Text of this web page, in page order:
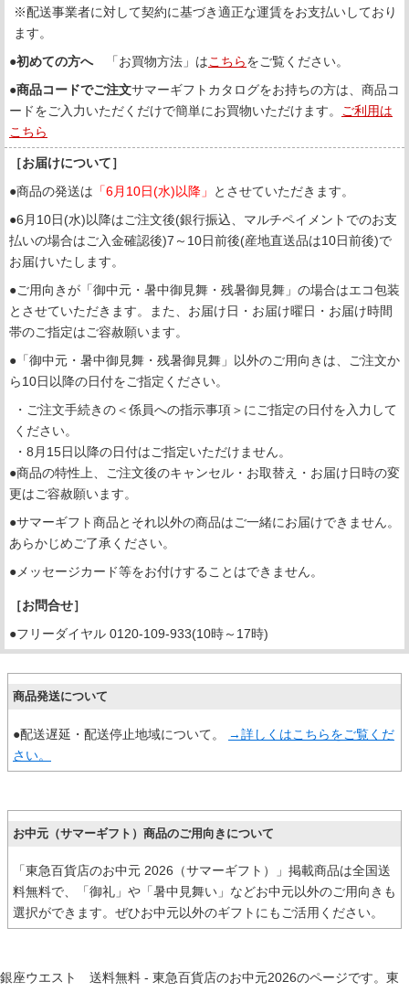
※配送事業者に対して契約に基づき適正な運賃をお支払いしており
ます。
●初めての方へ「お買物方法」はこちらをご覧ください。
●商品コードでご注文サマーギフトカタログをお持ちの方は、商品コ
ードをご入力いただくだけで簡単にお買物いただけます。 ご利用は
こちら
［お届けについて］
●商品の発送は 「6月10日(水)以降」
とさせていただきます。
●6月10日(水)以降はご注文後(銀行振込、マルチペイメントでのお支
払いの場合はご入金確認後)7～10日前後(産地直送品は10日前後)で
お届けいたします。
●ご用向きが「御中元・暑中御見舞・残暑御見舞」の場合はエコ包装
とさせていただきます。また、お届け日・お届け曜日・お届け時間
帯のご指定はご容赦願います。
●「御中元・暑中御見舞・残暑御見舞」以外のご用向きは、ご注文か
ら10日以降の日付をご指定ください。
・ご注文手続きの＜係員への指示事項＞にご指定の日付を入力して
ください。
・8月15日以降の日付はご指定いただけません。
●商品の特性上、ご注文後のキャンセル・お取替え・お届け日時の変
更はご容赦願います。
●サマーギフト商品とそれ以外の商品はご一緒にお届けできません。
あらかじめご了承ください。
●メッセージカード等をお付けすることはできません。
［お問合せ］
●フリーダイヤル 0120-109-933(10時～17時)
商品発送について
●配送遅延・配送停止地域について。
→詳しくはこちらをご覧くだ
さい。
お中元（サマーギフト）商品のご用向きについて
「東急百貨店のお中元 2026（サマーギフト）」掲載商品は全国送
料無料で、「御礼」や「暑中見舞い」などお中元以外のご用向きも
選択ができます。ぜひお中元以外のギフトにもご活用ください。
銀座ウエスト 送料無料 - 東急百貨店のお中元2026のページです。東